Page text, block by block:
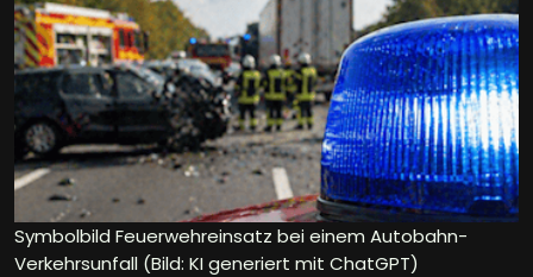
Symbolbild Feuerwehreinsatz bei einem Autobahn-
Verkehrsunfall (Bild: KI generiert mit ChatGPT)